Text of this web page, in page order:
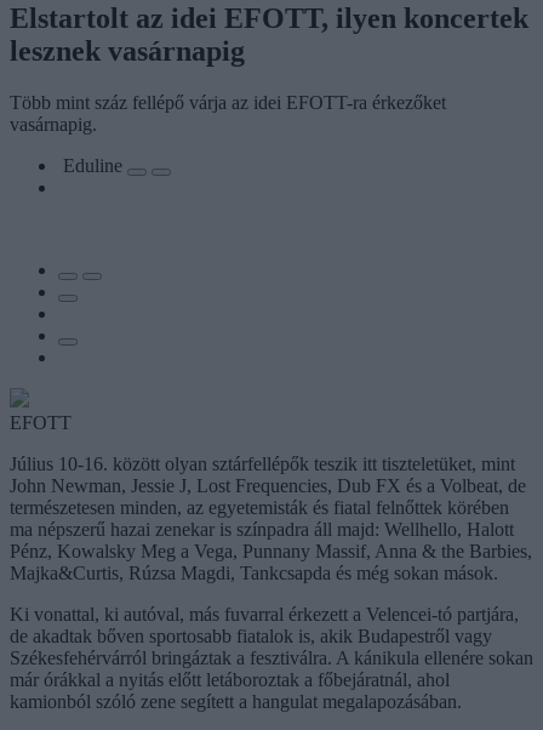
Elstartolt az idei EFOTT, ilyen koncertek
lesznek vasárnapig
Több mint száz fellépő várja az idei EFOTT-ra érkezőket
vasárnapig.
Eduline
EFOTT
Július 10-16. között olyan sztárfellépők teszik itt tiszteletüket, mint
John Newman, Jessie J, Lost Frequencies, Dub FX és a Volbeat, de
természetesen minden, az egyetemisták és fiatal felnőttek körében
ma népszerű hazai zenekar is színpadra áll majd: Wellhello, Halott
Pénz, Kowalsky Meg a Vega, Punnany Massif, Anna & the Barbies,
Majka&Curtis, Rúzsa Magdi, Tankcsapda és még sokan mások.
Ki vonattal, ki autóval, más fuvarral érkezett a Velencei-tó partjára,
de akadtak bőven sportosabb fiatalok is, akik Budapestről vagy
Székesfehérvárról bringáztak a fesztiválra. A kánikula ellenére sokan
már órákkal a nyitás előtt letáboroztak a főbejáratnál, ahol
kamionból szóló zene segített a hangulat megalapozásában.